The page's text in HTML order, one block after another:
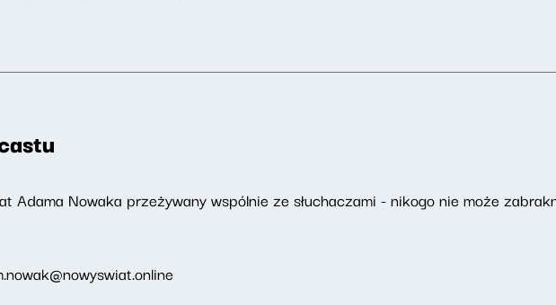
Adama Nowaka przeżywany wspólnie ze słuchaczami - nikogo nie może